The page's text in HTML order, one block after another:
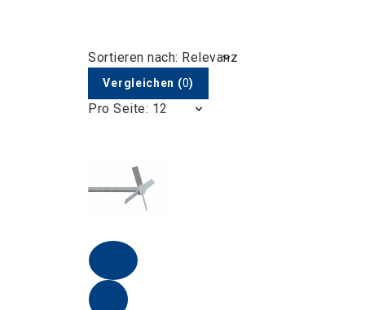
Sortieren nach: Relevanz
Vergleichen (0)
Pro Seite: 12